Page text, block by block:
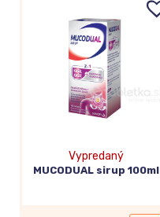
Vypredaný
MUCODUAL sirup 100ml